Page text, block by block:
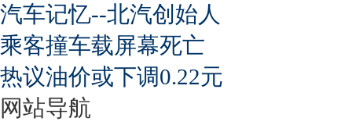
汽车记忆--北汽创始人
乘客撞车载屏幕死亡
热议油价或下调0.22元
网站导航